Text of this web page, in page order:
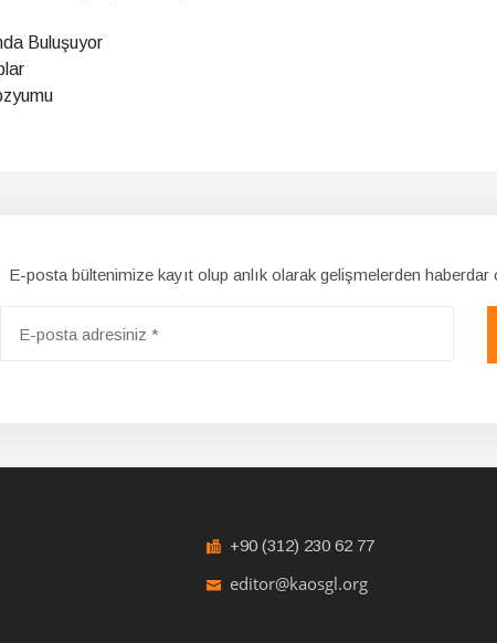
Buluşuyor
E-posta bültenimize kayıt olup anlık olarak gelişmelerden haberdar
+90 (312) 230 62 77
editor@kaosgl.org